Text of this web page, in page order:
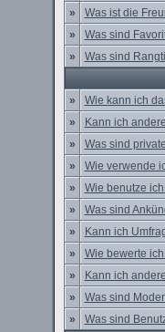
»
Was ist die
»
Was sind
»
Was sind
»
Wie kann ich
»
Kann ich
»
Was sind
»
Wie verwende
»
Wie benutze
»
Was sind
»
Kann ich
»
Wie bewerte
»
Kann ich
»
Was sind
»
Was sind